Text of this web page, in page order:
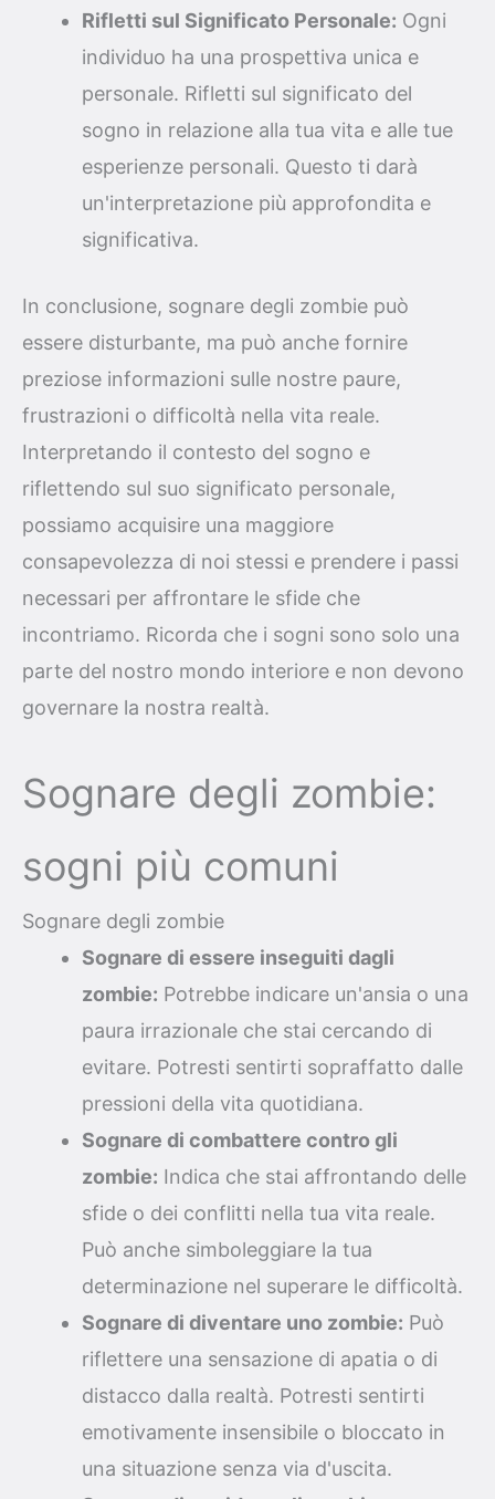
Rifletti sul Significato Personale: Ogni
individuo ha una prospettiva unica e
personale. Rifletti sul significato del
sogno in relazione alla tua vita e alle tue
esperienze personali. Questo ti darà
un'interpretazione più approfondita e
significativa.
In conclusione, sognare degli zombie può
essere disturbante, ma può anche fornire
preziose informazioni sulle nostre paure,
frustrazioni o difficoltà nella vita reale.
Interpretando il contesto del sogno e
riflettendo sul suo significato personale,
possiamo acquisire una maggiore
consapevolezza di noi stessi e prendere i passi
necessari per affrontare le sfide che
incontriamo. Ricorda che i sogni sono solo una
parte del nostro mondo interiore e non devono
governare la nostra realtà.
Sognare degli zombie:
sogni più comuni
Sognare degli zombie
Sognare di essere inseguiti dagli
zombie: Potrebbe indicare un'ansia o una
paura irrazionale che stai cercando di
evitare. Potresti sentirti sopraffatto dalle
pressioni della vita quotidiana.
Sognare di combattere contro gli
zombie: Indica che stai affrontando delle
sfide o dei conflitti nella tua vita reale.
Può anche simboleggiare la tua
determinazione nel superare le difficoltà.
Sognare di diventare uno zombie: Può
riflettere una sensazione di apatia o di
distacco dalla realtà. Potresti sentirti
emotivamente insensibile o bloccato in
una situazione senza via d'uscita.